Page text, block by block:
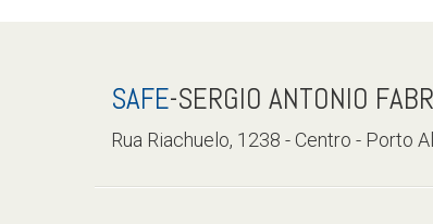
SAFE-SERGIO ANTONIO
Rua Riachuelo, 1238 - Centro - Porto